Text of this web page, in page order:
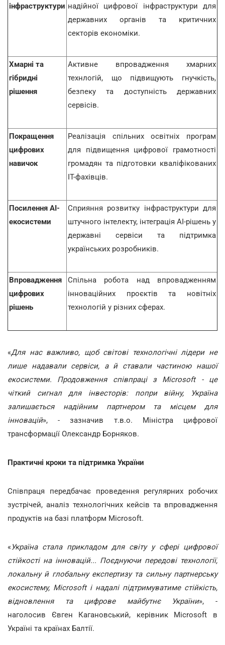
інфраструктури надійної цифрової інфраструктури для
державних органів та критичних
секторів економіки.
Хмарні та
гібридні
рішення
Активне впровадження хмарних
технлогій, що підвищують гнучкість,
безпеку та доступність державних
сервісів.
Покращення
цифрових
навичок
Реалізація спільних освітніх програм
для підвищення цифрової грамотності
громадян та підготовки кваліфікованих
IT-фахівців.
Посилення AI-
екосистеми
Сприяння розвитку інфраструктури для
штучного інтелекту, інтеграція AI-рішень у
державні сервіси та підтримка
українських розробників.
Впровадження
цифрових
рішень
Спільна робота над впровадженням
інноваційних проєктів та новітніх
технологій у різних сферах.
«Для нас важливо, щоб світові технологічні лідери не
лише надавали сервіси, а й ставали частиною нашої
екосистеми. Продовження співпраці з Microsoft - це
чіткий сигнал для інвесторів: попри війну, Україна
залишається надійним партнером та місцем для
інновацій», - зазначив т.в.о. Міністра цифрової
трансформації Олександр Борняков.
Практичні кроки та підтримка України
Співпраця передбачає проведення регулярних робочих
зустрічей, аналіз технологічних кейсів та впровадження
продуктів на базі платформ Microsoft.
«Україна стала прикладом для світу у сфері цифрової
стійкості на інновацій... Поєднуючи передові технології,
локальну й глобальну експертизу та сильну партнерську
екосистему, Microsoft і надалі підтримуватиме стійкість,
відновлення та цифрове майбутнє України», -
наголосив Євген Кагановський, керівник Microsoft в
Україні та країнах Балтії.